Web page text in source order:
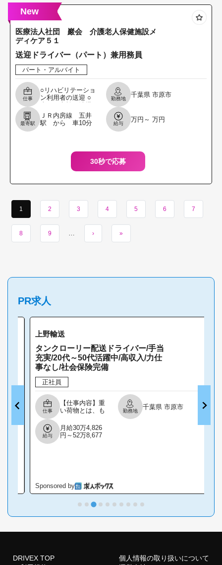
New
医療法人社団 巖会 介護老人保健施設メ
ディケア５１
送迎ドライバー（パート）兼用務員
パート・アルバイト
仕事
○リハビリテーショ
ン利用者の送迎 ○
○その他の用務：施
設敷地内のお庭の
手入れ、外壁掃除
勤務地
千葉県 市原市
最寄駅
ＪＲ内房線 五井
駅 から 車10分
給与
万円～ 万円
30秒で応募
1 2 3 4 5 6 7
8 9 … › »
PR求人
上野輸送
タンクローリー配送ドライバー/手当
充実/20代～50代活躍中/高収入/力仕
事なし/社会保険完備
正社員
仕事
【仕事内容】重
い荷物とは、も
うおさらば!体へ
の負担ゼロへ/
創業150年超の
「上野グルー
1力仕事なし:液
体輸送なので手
ロ。 2毎日お家
安全装置を全車
勤務地
千葉県 市原市
給与
月給30万4,826
円～52万8,677
円
Sponsored by
DRIVEX TOP
個人情報の取り扱いについて